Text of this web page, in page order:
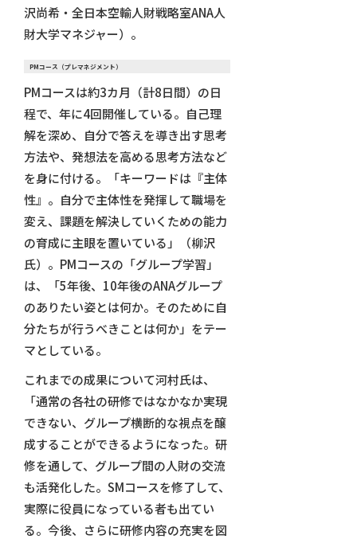
沢尚希・全日本空輸人財戦略室ANA人
財大学マネジャー）。
PMコース（プレマネジメント）
PMコースは約3カ月（計8日間）の日
程で、年に4回開催している。自己理
解を深め、自分で答えを導き出す思考
方法や、発想法を高める思考方法など
を身に付ける。「キーワードは『主体
性』。自分で主体性を発揮して職場を
変え、課題を解決していくための能力
の育成に主眼を置いている」（柳沢
氏）。PMコースの「グループ学習」
は、「5年後、10年後のANAグループ
のありたい姿とは何か。そのために自
分たちが行うべきことは何か」をテー
マとしている。
これまでの成果について河村氏は、
「通常の各社の研修ではなかなか実現
できない、グループ横断的な視点を醸
成することができるようになった。研
修を通して、グループ間の人財の交流
も活発化した。SMコースを修了して、
実際に役員になっている者も出てい
る。今後、さらに研修内容の充実を図